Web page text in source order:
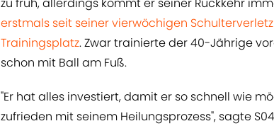
zu früh, allerdings kommt er seiner Rückkehr
erstmals seit seiner vierwöchigen
Trainingsplatz. Zwar trainierte der 40-Jährige
schon mit Ball am Fuß.
"Er hat alles investiert, damit er so schnell wie
zufrieden mit seinem Heilungsprozess", sagte